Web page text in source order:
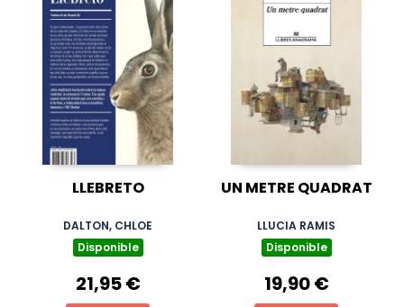
LLEBRETO
DALTON, CHLOE
Disponible
21,95 €
UN METRE QUADRAT
LLUCIA RAMIS
Disponible
19,90 €